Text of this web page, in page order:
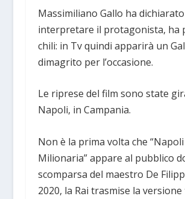
Massimiliano Gallo ha
interpretare il protagonista, ha
chili: in Tv quindi apparirà un
dimagrito per l’occasione.
Le riprese del film sono state
Napoli, in Campania.
Non è la prima volta che “Napoli
Milionaria” appare al pubblico
scomparsa del maestro De
2020, la Rai trasmise la